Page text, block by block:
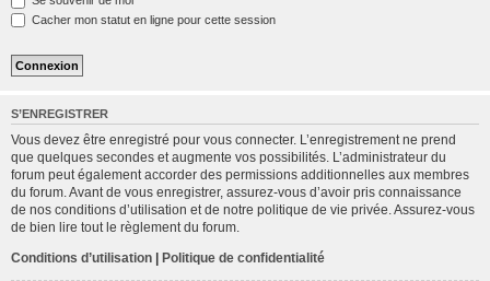
Cacher mon statut en ligne pour cette session
S’ENREGISTRER
Vous devez être enregistré pour vous connecter. L’enregistrement ne prend
que quelques secondes et augmente vos possibilités. L’administrateur du
forum peut également accorder des permissions additionnelles aux membres
du forum. Avant de vous enregistrer, assurez-vous d’avoir pris connaissance
de nos conditions d’utilisation et de notre politique de vie privée. Assurez-vous
de bien lire tout le règlement du forum.
Conditions d’utilisation | Politique de confidentialité